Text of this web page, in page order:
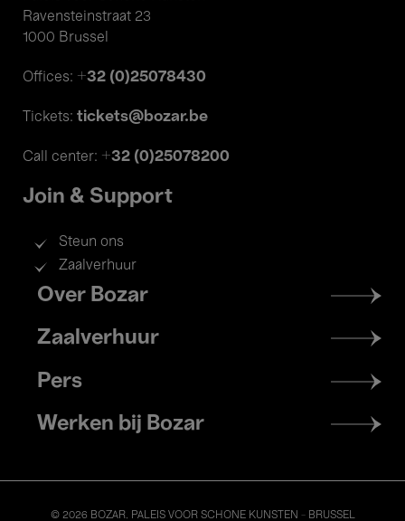
Ravensteinstraat 23
1000 Brussel
Offices: +32 (0)25078430
Tickets: tickets@bozar.be
Call center: +32 (0)25078200
Join & Support
Steun ons
Zaalverhuur
Footer
menu
Over Bozar
Zaalverhuur
Pers
Werken bij Bozar
© 2026 BOZAR. PALEIS VOOR SCHONE KUNSTEN - BRUSSEL